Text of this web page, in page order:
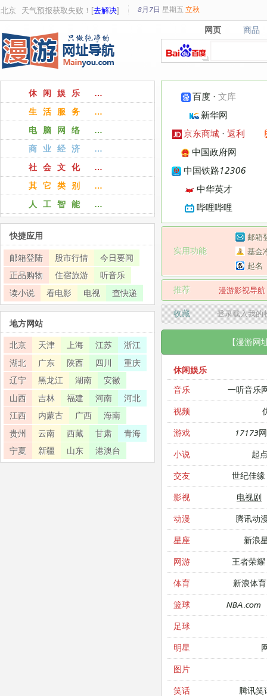
北京 天气预报获取失败！[去解决] 8月7日 星期五 立秋
网页
网页 商品
商品
百度 ·文库
新华网
京东商城 ·返利
中国政府网
中国铁路12306
中华英才
哔哩哔哩
实用功能
邮箱
基金
起名
推荐 漫游影视导航
收藏 登录载入我
【漫游网
休闲娱乐
音乐
一听音乐
视频
游戏 17173
小说 起
交友 世纪佳缘
影视 电视剧
动漫 腾讯动
星座 新浪
网游 王者荣耀
体育 新浪体育
篮球 NBA.com
足球
明星
图片
笑话 腾讯笑
休闲娱乐 …
生活服务 …
电脑网络 …
商业经济 …
社会文化 …
其它类别 …
人工智能 …
快捷应用
邮箱登陆 股市行情
今日要闻
正品购物
住宿旅游
听音乐
读小说
看电影 电视 查快递
地方网站
北京 天津 上海 江苏
浙江
湖北
广东 陕西 四川
重庆
辽宁
黑龙江 湖南
安徽
山西
吉林 福建 河南
河北
江西
内蒙古 广西
海南
贵州
云南 西藏 甘肃
青海
宁夏
新疆 山东 港澳台